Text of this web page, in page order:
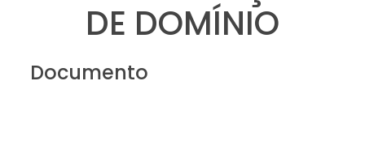
DE DOMÍNIO
Documento